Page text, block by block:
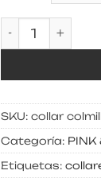
Collar
SKU: collar
Categoría: PINK
Etiquetas: